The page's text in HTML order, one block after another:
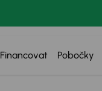
Financovat Pobočky
Zrušit vše